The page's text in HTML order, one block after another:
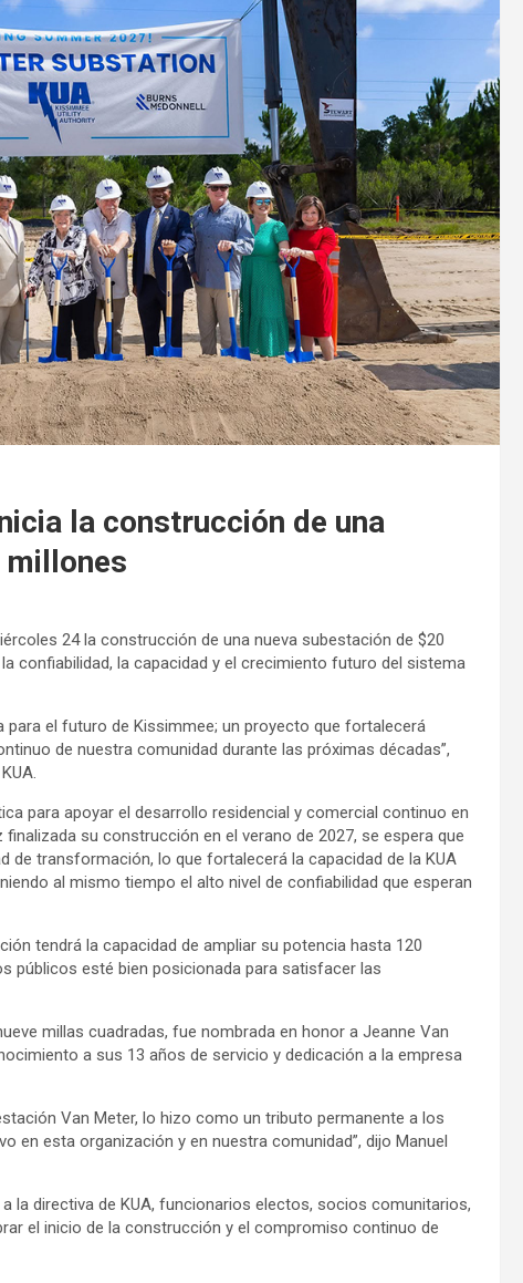
la construcción de una
millones
24 la construcción de una nueva subestación de $20
confiabilidad, la capacidad y el crecimiento futuro del sistema
el futuro de Kissimmee; un proyecto que fortalecerá
de nuestra comunidad durante las próximas décadas”,
para apoyar el desarrollo residencial y comercial continuo en
su construcción en el verano de 2027, se espera que
transformación, lo que fortalecerá la capacidad de la KUA
al mismo tiempo el alto nivel de confiabilidad que esperan
tendrá la capacidad de ampliar su potencia hasta 120
públicos esté bien posicionada para satisfacer las
millas cuadradas, fue nombrada en honor a Jeanne Van
a sus 13 años de servicio y dedicación a la empresa
Van Meter, lo hizo como un tributo permanente a los
en esta organización y en nuestra comunidad”, dijo Manuel
la directiva de KUA, funcionarios electos, socios comunitarios,
el inicio de la construcción y el compromiso continuo de